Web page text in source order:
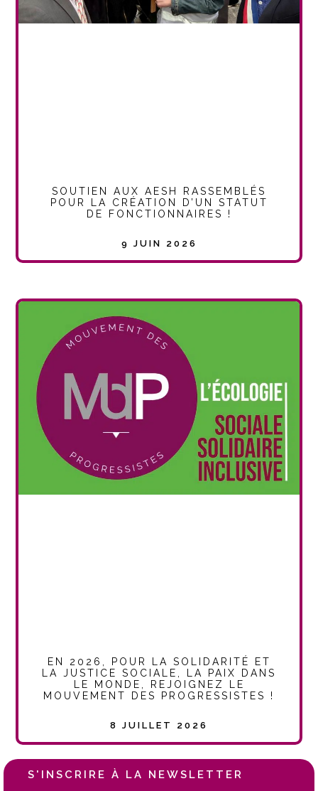
SOUTIEN AUX AESH RASSEMBLÉS
POUR LA CRÉATION D’UN STATUT
DE FONCTIONNAIRES !
9 JUIN 2026
EN 2026, POUR LA SOLIDARITÉ ET
LA JUSTICE SOCIALE, LA PAIX DANS
LE MONDE, REJOIGNEZ LE
MOUVEMENT DES PROGRESSISTES !
8 JUILLET 2026
S'INSCRIRE À LA NEWSLETTER